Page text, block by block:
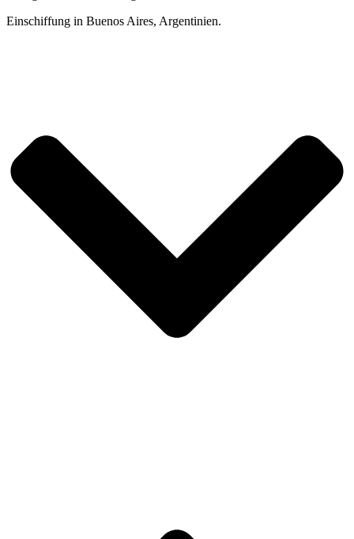
Einschiffung in Buenos Aires, Argentinien.